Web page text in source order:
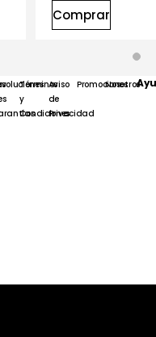
Comprar
Términos
y
Condiciones
Aviso
de
Privacidad
Promociones
Nosotros